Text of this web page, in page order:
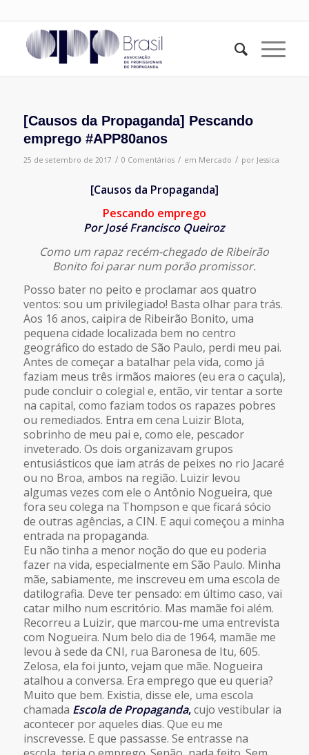
[Causos da Propaganda] Pescando
emprego #APP80anos
25 de setembro de 2017 / 0 Comentários / em Mercado / por Jessica
[Causos da Propaganda]
Pescando emprego
Por José Francisco Queiroz
Como um rapaz recém-chegado de Ribeirão
Bonito foi parar num porão promissor.
Posso bater no peito e proclamar aos quatro
ventos: sou um privilegiado! Basta olhar para trás.
Aos 16 anos, caipira de Ribeirão Bonito, uma
pequena cidade localizada bem no centro
geográfico do estado de São Paulo, perdi meu pai.
Antes de começar a batalhar pela vida, como já
faziam meus três irmãos maiores (eu era o caçula),
pude concluir o colegial e, então, vir tentar a sorte
na capital, como faziam todos os rapazes pobres
ou remediados. Entra em cena Luizir Blota,
sobrinho de meu pai e, como ele, pescador
inveterado. Os dois organizavam grupos
entusiásticos que iam atrás de peixes no rio Jacaré
ou no Broa, ambos na região. Luizir levou
algumas vezes com ele o Antônio Nogueira, que
fora seu colega na Thompson e que ficará sócio
de outras agências, a CIN. E aqui começou a minha
entrada na propaganda.
Eu não tinha a menor noção do que eu poderia
fazer na vida, especialmente em São Paulo. Minha
mãe, sabiamente, me inscreveu em uma escola de
datilografia. Deve ter pensado: em último caso, vai
catar milho num escritório. Mas mamãe foi além.
Recorreu a Luizir, que marcou-me uma entrevista
com Nogueira. Num belo dia de 1964, mamãe me
levou à sede da CNI, rua Baronesa de Itu, 605.
Zelosa, ela foi junto, vejam que mãe. Nogueira
atalhou a conversa. Era emprego que eu queria?
Muito que bem. Existia, disse ele, uma escola
chamada Escola de Propaganda,cujo vestibular ia
acontecer por aqueles dias. Que eu me
inscrevesse. E que passasse. Se entrasse na